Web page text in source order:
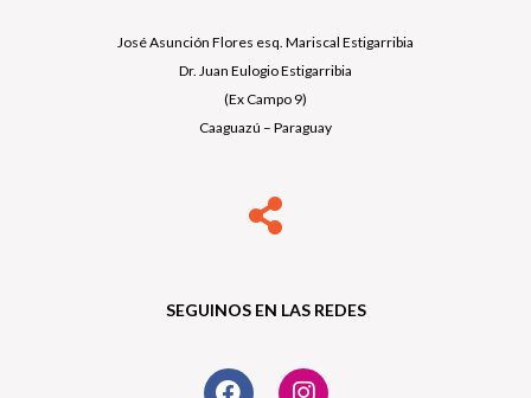
José Asunción Flores esq. Mariscal Estigarribia
Dr. Juan Eulogio Estigarribia
(Ex Campo 9)
Caaguazú – Paraguay
SEGUINOS EN LAS REDES